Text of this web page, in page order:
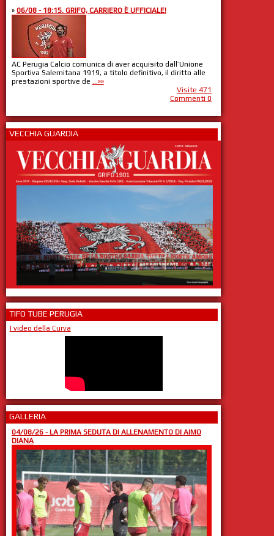
» 06/08 - 18:15. GRIFO, CARRIERO È UFFICIALE!
AC Perugia Calcio comunica di aver acquisito dall’Unione
Sportiva Salernitana 1919, a titolo definitivo, il diritto alle
prestazioni sportive de ...»»
Visite 471
Commenti 0
VECCHIA GUARDIA
TIFO TUBE PERUGIA
I video della Curva
GALLERIA
04/08/26- LA PRIMA SEDUTA DI ALLENAMENTO DI AIMO
DIANA